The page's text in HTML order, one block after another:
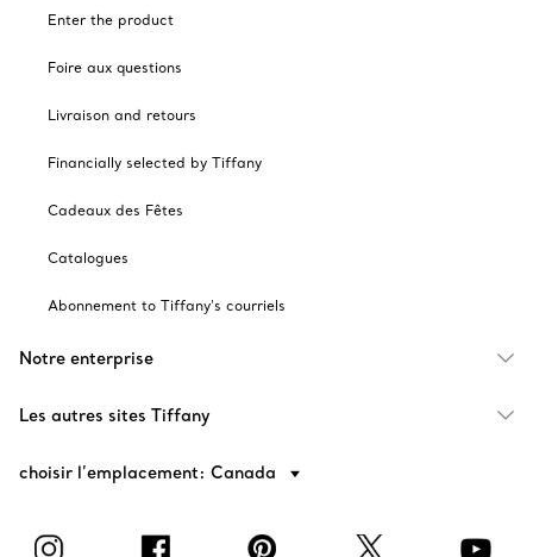
Enter the product
Foire aux questions
Livraison and retours
Financially selected by Tiffany
Cadeaux des Fêtes
Catalogues
Abonnement to Tiffany's courriels
Notre enterprise
Les autres sites Tiffany
choisir l’emplacement: Canada